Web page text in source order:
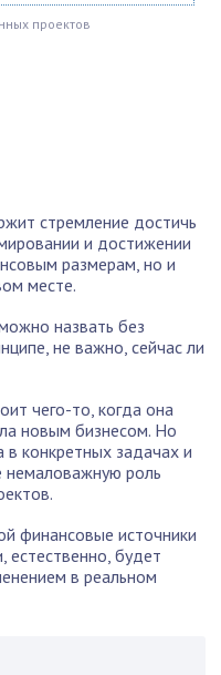
проектов
стремление достичь
и достижении
размерам, но и
месте.
назвать без
не важно, сейчас ли
чего-то, когда она
новым бизнесом. Но
конкретных задачах и
немаловажную роль
финансовые источники
естественно, будет
в реальном